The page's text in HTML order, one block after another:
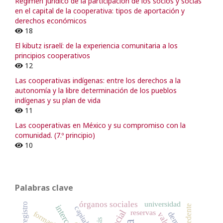
en el capital de la cooperativa: tipos de aportación y
derechos económicos
18
El kibutz israelí: de la experiencia comunitaria a los
principios cooperativos
12
Las cooperativas indígenas: entre los derechos a la
autonomía y la libre determinación de los pueblos
indígenas y su plan de vida
11
Las cooperativas en México y su compromiso con la
comunidad. (7.º principio)
10
Palabras clave
órganos sociales universidad
reservas
registro